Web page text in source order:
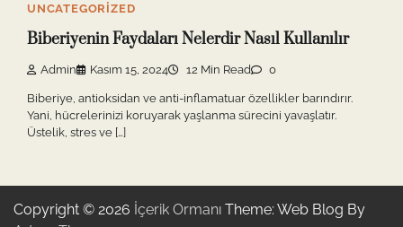
UNCATEGORIZED
Biberiyenin Faydaları Nelerdir Nasıl Kullanılır
Admin Kasım 15, 2024 12 Min Read 0
Biberiye, antioksidan ve anti-inflamatuar özellikler barındırır.
Yani, hücrelerinizi koruyarak yaşlanma sürecini yavaşlatır.
Üstelik, stres ve […]
Copyright © 2026 İçerik Ormanı Theme: Web Blog By